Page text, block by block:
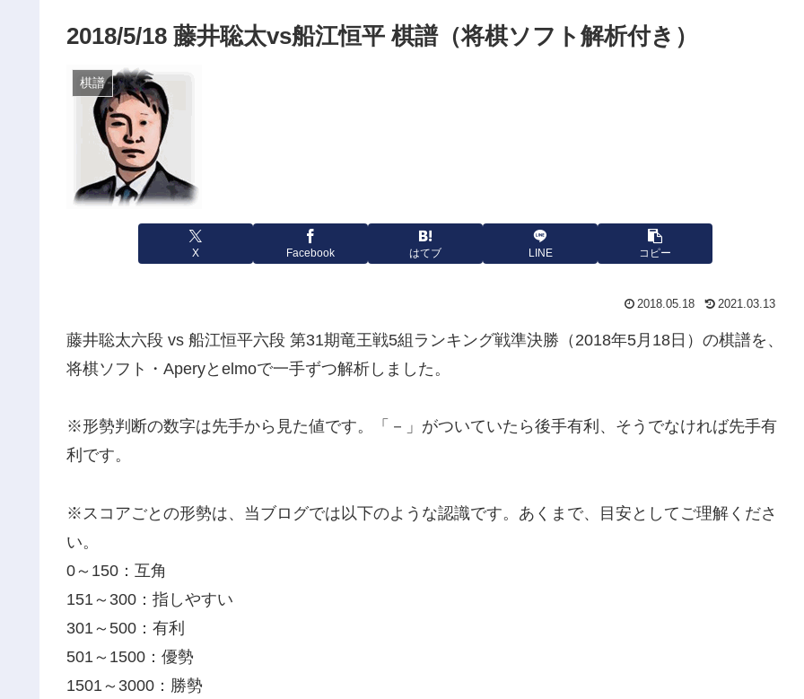
2018/5/18 藤井聡太vs船江恒平 棋譜（将棋ソフト解析付き）
棋譜
X Facebook はてブ LINE コピー
2018.05.18 2021.03.13
藤井聡太六段 vs 船江恒平六段 第31期竜王戦5組ランキング戦準決勝（2018年5月18日）の棋譜を、
将棋ソフト・Aperyとelmoで一手ずつ解析しました。
※形勢判断の数字は先手から見た値です。「－」がついていたら後手有利、そうでなければ先手有
利です。
※スコアごとの形勢は、当ブログでは以下のような認識です。あくまで、目安としてご理解くださ
い。
0～150：互角
151～300：指しやすい
301～500：有利
501～1500：優勢
1501～3000：勝勢